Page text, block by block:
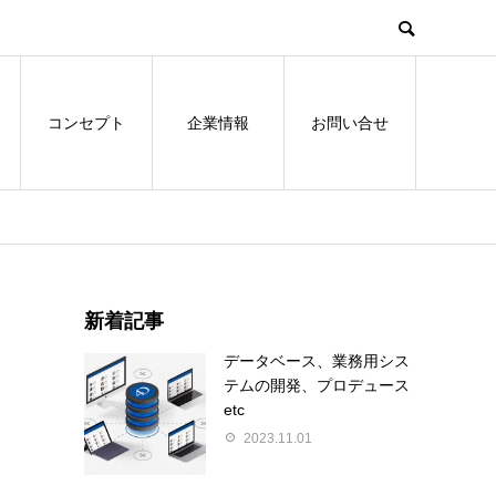
コンセプト 企業情報 お問い合せ
新着記事
データベース、業務用シス
テムの開発、プロデュース
etc
2023.11.01